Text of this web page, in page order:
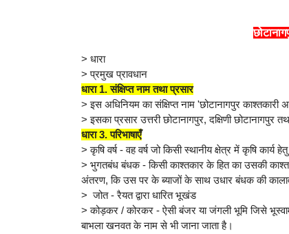
> धारा
> प्रमुख प्रावधान
धारा 1. संक्षिप्त नाम तथा प्रसार
> इस अधिनियम का संक्षिप्त नाम 'छोटानागपुर काश्तकारी
> इसका प्रसार उत्तरी छोटानागपुर, दक्षिणी छोटानागपुर
धारा 3. परिभाषाएँ
> कृषि वर्ष - वह वर्ष जो किसी स्थानीय क्षेत्र में कृषि कार्य
> भुगतबंध बंधक - किसी काश्तकार के हित का उसकी
अंतरण, कि उस पर के ब्याजों के साथ उधार बंधक की
> जोत - रैयत द्वारा धारित भूखंड
> कोड़कर / कोरकर - ऐसी बंजर या जंगली भूमि जिसे
बाभला खनवत के नाम से भी जाना जाता है।